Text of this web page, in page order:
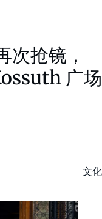
次抢镜，
广场
文化